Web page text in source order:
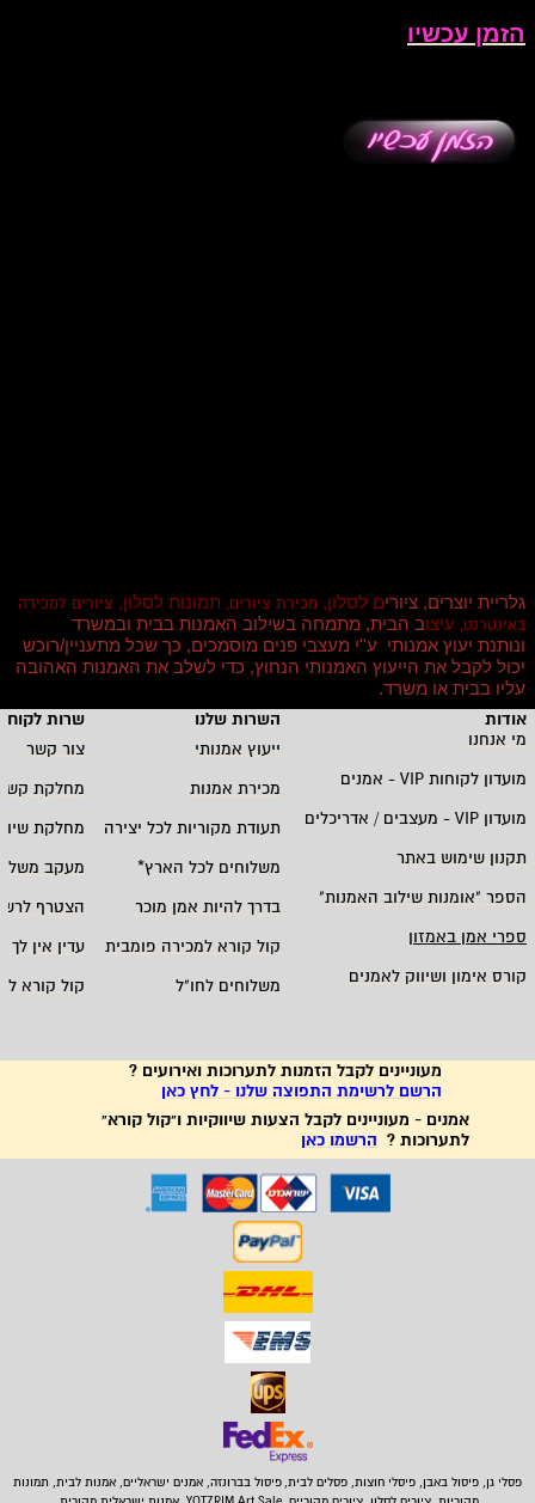
הזמן עכשיו
גלריית יוצרים, ציורים לסלון, מכירת ציורים, תמונות לסלון, ציורים למכירה
באינטרנט, עיצוב הבית, מתמחה בשילוב האמנות בבית ובמשרד
ונותנת יעוץ אמנותי ע''י מעצבי פנים מוסמכים, כך שכל מתעניין/רוכש
יכול לקבל את הייעוץ האמנותי הנחוץ, כדי לשלב את האמנות האהובה
עליו בבית או משרד.
פסלי גן, פיסול באבן, פיסלי חוצות, פסלים לבית,פיסול בברונזה, אמנים ישראליים, אמנות לבית, תמונות
אודות השרות שלנו
שרות
מי אנחנו
ייעוץ אמנותי
צור קשר
מועדון לקוחותVIP - אמנים מכירת אמנות
מחלקת
מועדון
מעצבים / אדריכלים תעודת מקוריות לכל יצירה
מחלקת
תקנון שימוש באתר
משלוחים לכל הארץ*
מעקב
הספר "אומנות שילוב האמנות" בדרך להיות אמן מוכר
הצטרף
ספרי אמן באמזון
קול קורא למכירה פומבית
עדין אין לך
קורס אימון ושיווק לאמנים
משלוחים לחו"ל קול קורא
מעוניינים לקבל הזמנות לתערוכות ואירועים ?
הרשם לרשימת התפוצה שלנו - לחץ כאן
אמנים - מעוניינים לקבל הצעות שיווקיות ו"קול קורא"
לתערוכות ? הרשמו כאן